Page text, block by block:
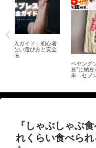
ペヤングソース焼きそばプラス
豆”に納豆をちょい足してみた結
果…セブンイレブン限定商品
『しゃぶしゃぶ
れくらい食べら